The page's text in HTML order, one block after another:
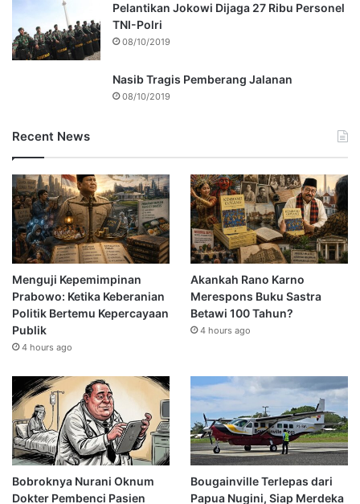
Pelantikan Jokowi Dijaga 27 Ribu Personel
TNI-Polri
08/10/2019
Nasib Tragis Pemberang Jalanan
08/10/2019
Recent News
Menguji Kepemimpinan
Prabowo: Ketika Keberanian
Politik Bertemu Kepercayaan
Publik
4 hours ago
Akankah Rano Karno
Merespons Buku Sastra
Betawi 100 Tahun?
4 hours ago
Bobroknya Nurani Oknum
Dokter Pembenci Pasien
Bougainville Terlepas dari
Papua Nugini, Siap Merdeka